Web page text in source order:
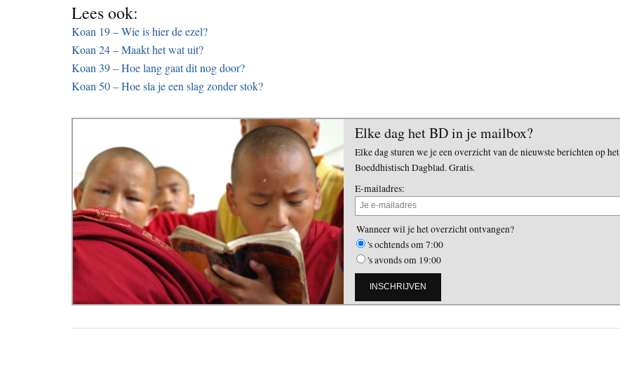
Lees ook:
Koan 19 – Wie is hier de ezel?
Koan 24 – Maakt het wat uit?
Koan 39 – Hoe lang gaat dit nog door?
Koan 50 – Hoe sla je een slag zonder stok?
Elke dag het BD in je mailbox?
Elke dag sturen we je een overzicht van de nieuwste berichten op het
Boeddhistisch Dagblad. Gratis.
E-mailadres:
Wanneer wil je het overzicht ontvangen?
's ochtends om 7:00
's avonds om 19:00